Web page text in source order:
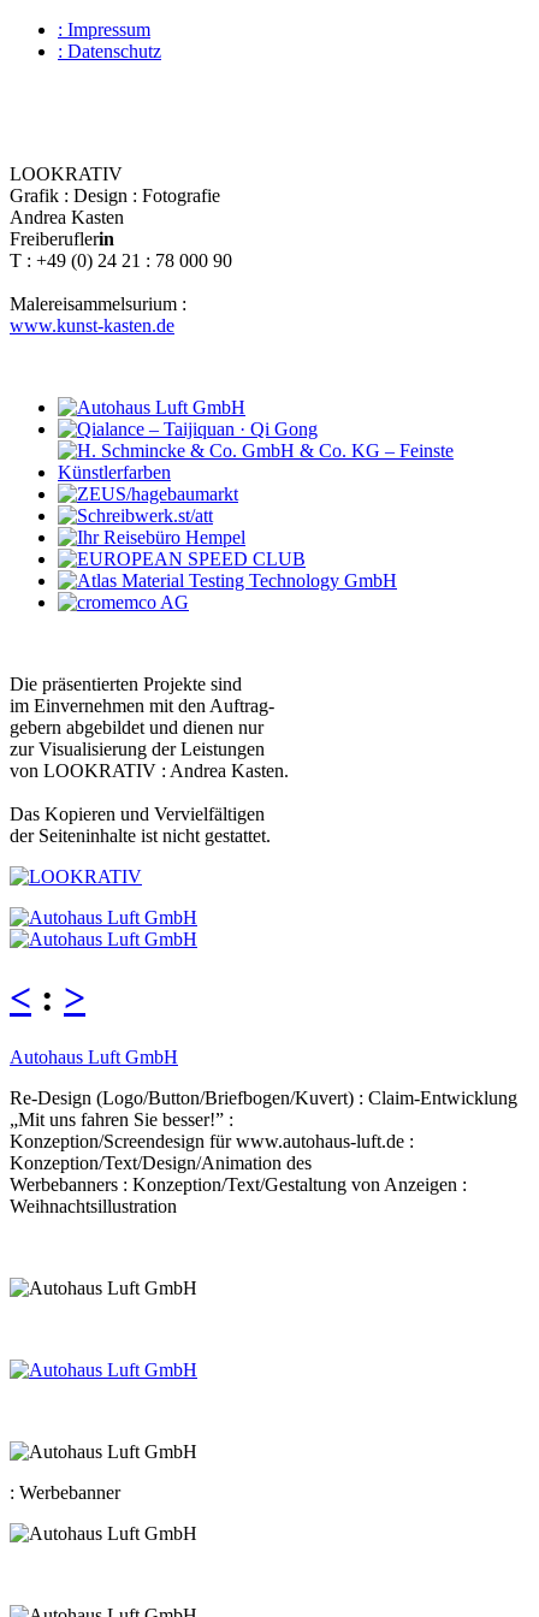
: Impressum
: Datenschutz
LOOKRATIV
Grafik : Design : Fotografie
Andrea Kasten
Freiberuflerin
T : +49 (0) 24 21 : 78 000 90
Malereisammelsurium :
www.kunst-kasten.de
Die präsentierten Projekte sind
im Einvernehmen mit den Auftrag-
gebern abgebildet und dienen nur
zur Visualisierung der Leistungen
von LOOKRATIV : Andrea Kasten.
Das Kopieren und Vervielfältigen
der Seiteninhalte ist nicht gestattet.
< : >
Autohaus Luft GmbH
Re-Design (Logo/Button/Briefbogen/Kuvert) : Claim-Entwicklung
„Mit uns fahren Sie besser!” :
Konzeption/Screendesign für www.autohaus-luft.de :
Konzeption/Text/Design/Animation des
Werbebanners : Konzeption/Text/Gestaltung von Anzeigen :
Weihnachtsillustration
: Werbebanner